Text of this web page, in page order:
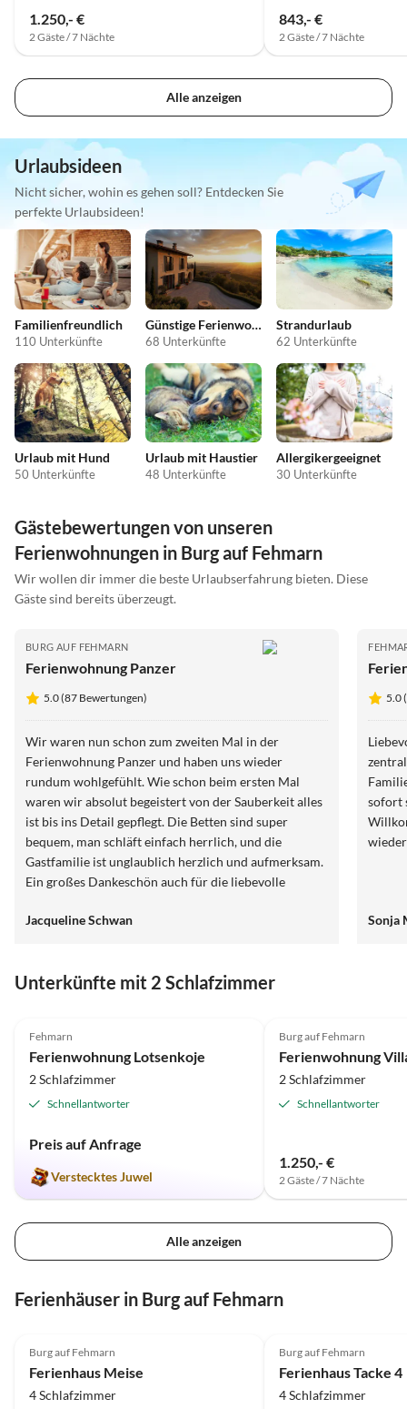
1.250,- €
2 Gäste / 7 Nächte
843,- €
2 Gäste / 7 Nächte
Alle anzeigen
Urlaubsideen
Nicht sicher, wohin es gehen soll? Entdecken Sie
perfekte Urlaubsideen!
Familienfreundlich
110 Unterkünfte
Günstige Ferienwohnungen
68 Unterkünfte
Strandurlaub
62 Unterkünfte
Urlaub mit Hund
50 Unterkünfte
Urlaub mit Haustier
48 Unterkünfte
Allergikergeeignet
30 Unterkünfte
Gästebewertungen von unseren
Ferienwohnungen in Burg auf Fehmarn
Wir wollen dir immer die beste Urlaubserfahrung bieten. Diese
Gäste sind bereits überzeugt.
BURG AUF FEHMARN
Ferienwohnung Panzer
5.0 (87 Bewertungen)
Wir waren nun schon zum zweiten Mal in der
Ferienwohnung Panzer und haben uns wieder
rundum wohlgefühlt. Wie schon beim ersten Mal
waren wir absolut begeistert von der Sauberkeit alles
ist bis ins Detail gepflegt. Die Betten sind super
bequem, man schläft einfach herrlich, und die
Gastfamilie ist unglaublich herzlich und aufmerksam.
Ein großes Dankeschön auch für die liebevolle
die uns zum Schmunzeln gebracht haben. Wir freuen
Jacqueline Schwan
5.0
sofort
wieder
Sonja
Unterkünfte mit 2 Schlafzimmer
Fehmarn
Ferienwohnung Lotsenkoje
2 Schlafzimmer
Schnellantworter
Preis auf Anfrage
Verstecktes Juwel
Burg auf Fehmarn
Ferienwohnung
2 Schlafzimmer
Schnellantworter
1.250,- €
2 Gäste / 7 Nächte
Alle anzeigen
Ferienhäuser in Burg auf Fehmarn
Burg auf Fehmarn
Ferienhaus Meise
4 Schlafzimmer
Burg auf Fehmarn
Ferienhaus Tacke 4
4 Schlafzimmer